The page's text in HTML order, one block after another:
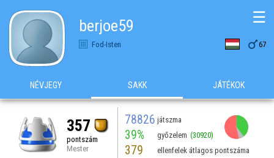
berjoe59
Fod-Isten 67
☰
NÉVJEGY SAKK JÁTÉKOK
357
pontszám
Mester
78826 játszma
39% győzelem (30920)
379 ellenfelek átlagos pontszáma